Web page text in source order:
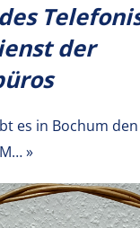
der
es in Bochum
»